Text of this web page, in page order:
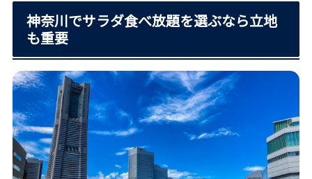
神奈川でサラダ食べ放題を選ぶなら立地
も重要